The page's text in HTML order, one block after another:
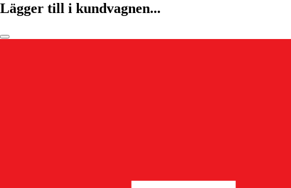
Lägger till i kundvagnen...